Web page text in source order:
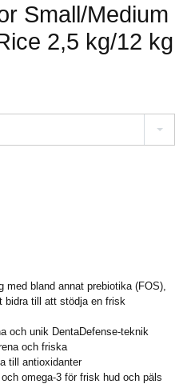
Small/Medium
2,5 kg/12 kg
med bland annat prebiotika (FOS),
bidra till att stödja en frisk
och unik DentaDefense-teknik
och friska
till antioxidanter
omega-3 för frisk hud och päls